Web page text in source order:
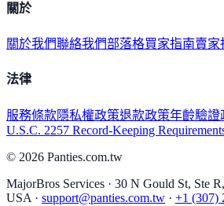
關於
關於我們聯絡我們部落格買家指南賣家
法律
服務條款隱私權政策退款政策年齡驗證
U.S.C. 2257 Record-Keeping
© 2026 Panties.com.tw
MajorBros Services · 30 N Gould St, Ste
USA · support@panties.com.tw · +1 (307)